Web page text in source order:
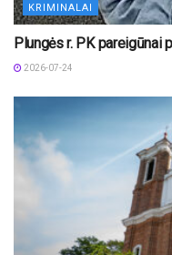
KRIMINALAI
Plungės r. PK pareigūnai
2026-07-24